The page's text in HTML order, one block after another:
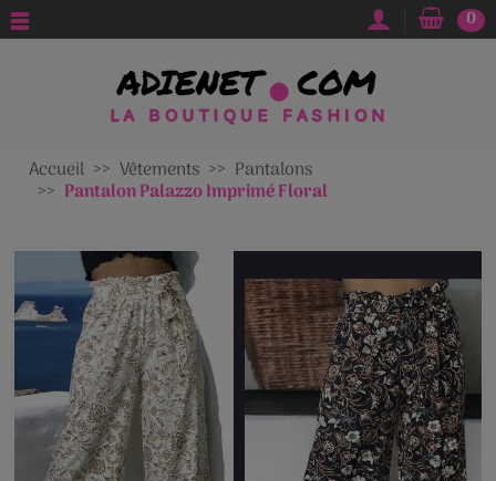
0
Accueil Vêtements Pantalons
Pantalon Palazzo Imprimé Floral